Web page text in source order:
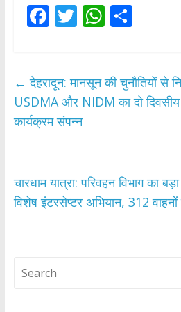
F
b
o
o
T
er
W
s
A
S
e
← देहरादून: मानसून की चुनौतियों से
USDMA और NIDM का दो दिवसीय
कार्यक्रम संपन्न
चारधाम यात्रा: परिवहन विभाग का
विशेष इंटरसेप्टर अभियान, 312